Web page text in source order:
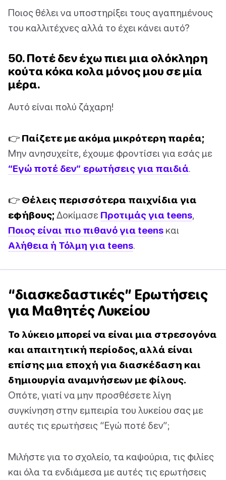
Ποιος θέλει να υποστηρίξει τους αγαπημένους
του καλλιτέχνες αλλά το έχει κάνει αυτό?
50. Ποτέ δεν έχω πιει μια ολόκληρη
κούτα κόκα κολα μόνος μου σε μία
μέρα.
Αυτό είναι πολύ ζάχαρη!
👉 Παίζετε με ακόμα μικρότερη παρέα;
Μην ανησυχείτε, έχουμε φροντίσει για εσάς με
“Εγώ ποτέ δεν” ερωτήσεις για παιδιά.
👉 Θέλεις περισσότερα παιχνίδια για
εφήβους; Δοκίμασε Προτιμάς για teens,
Ποιος είναι πιο πιθανό για teens και
Αλήθεια ή Τόλμη για teens.
“διασκεδαστικές” Ερωτήσεις
για Μαθητές Λυκείου
Το λύκειο μπορεί να είναι μια στρεσογόνα
και απαιτητική περίοδος, αλλά είναι
επίσης μια εποχή για διασκέδαση και
δημιουργία αναμνήσεων με φίλους.
Οπότε, γιατί να μην προσθέσετε λίγη
συγκίνηση στην εμπειρία του λυκείου σας με
αυτές τις ερωτήσεις “Εγώ ποτέ δεν”;
Μιλήστε για το σχολείο, τα καψούρια, τις φιλίες
και όλα τα ενδιάμεσα με αυτές τις ερωτήσεις